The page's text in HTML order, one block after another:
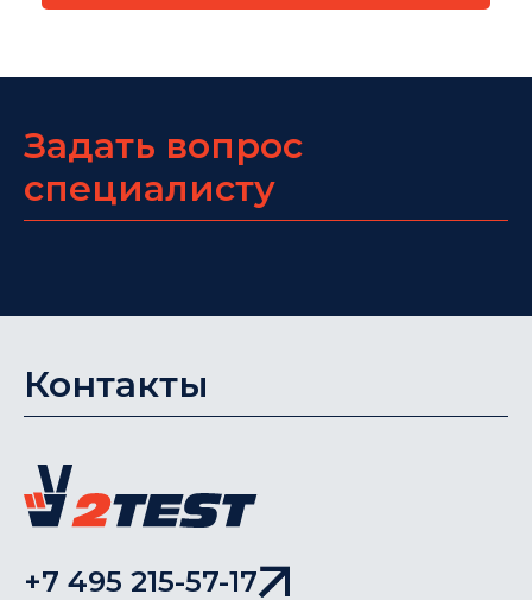
Задать вопрос
специалисту
Контакты
+7 495 215-57-17